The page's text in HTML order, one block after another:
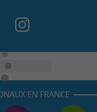
EN FRANCE